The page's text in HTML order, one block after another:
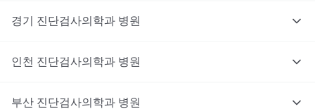
경기 진단검사의학과 병원
인천 진단검사의학과 병원
부산 진단검사의학과 병원